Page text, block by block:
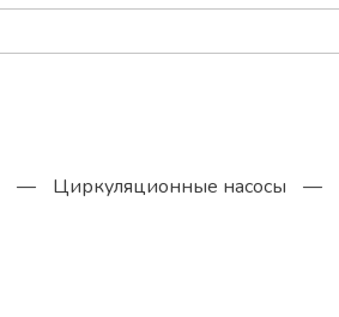
— Циркуляционные насосы —